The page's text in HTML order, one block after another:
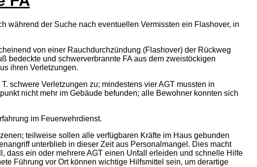
während der Suche nach eventuellen Vermissten ein Flashover, in
von einer Rauchdurchzündung (Flashover) der Rückweg
bedeckte und schwerverbrannte FA aus dem zweistöckigen
ihren Verletzungen.
schwere Verletzungen zu; mindestens vier AGT mussten in
nicht mehr im Gebäude befunden; alle Bewohner konnten sich
im Feuerwehrdienst.
teilweise sollen alle verfügbaren Kräfte im Haus gebunden
unterblieb in dieser Zeit aus Personalmangel. Dies macht
dass ein oder mehrere AGT einen Unfall erleiden und schnelle Hilfe
Führung vor Ort können wichtige Hilfsmittel sein, um derartige